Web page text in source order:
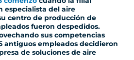
especialista del aire
centro de producción de
fueron despedidos.
sus competencias
antiguos empleados decidieron
de soluciones de aire